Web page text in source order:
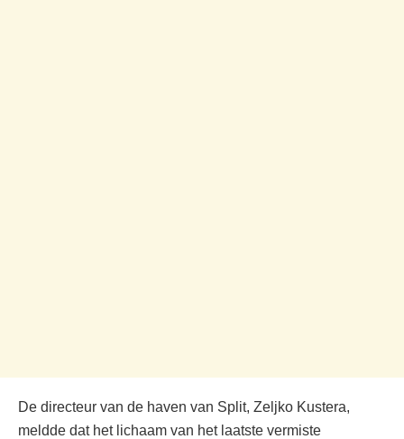
De directeur van de haven van Split, Zeljko Kustera,
meldde dat het lichaam van het laatste vermiste